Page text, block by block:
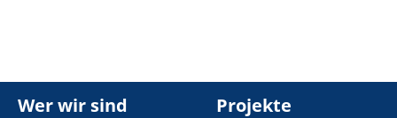
Wer wir sind Projekte